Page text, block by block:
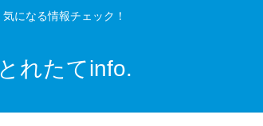
気になる情報チェック！
とれたてinfo.